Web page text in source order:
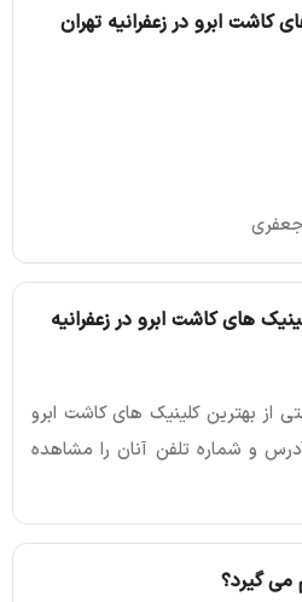
کاشت ابرو در زعفرانیه تهران
های کاشت ابرو در زعفرانیه
از بهترین کلینیک های کاشت ابرو
آدرس و شماره تلفن آنان را مشاهده
می گیرد؟